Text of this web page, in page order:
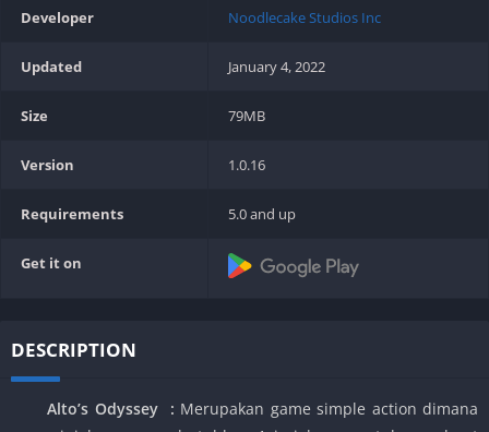
Developer Noodlecake Studios Inc
Updated January 4, 2022
Size 79MB
Version 1.0.16
Requirements 5.0 and up
Get it on
DESCRIPTION
Alto’s Odyssey : Merupakan game simple action dimana